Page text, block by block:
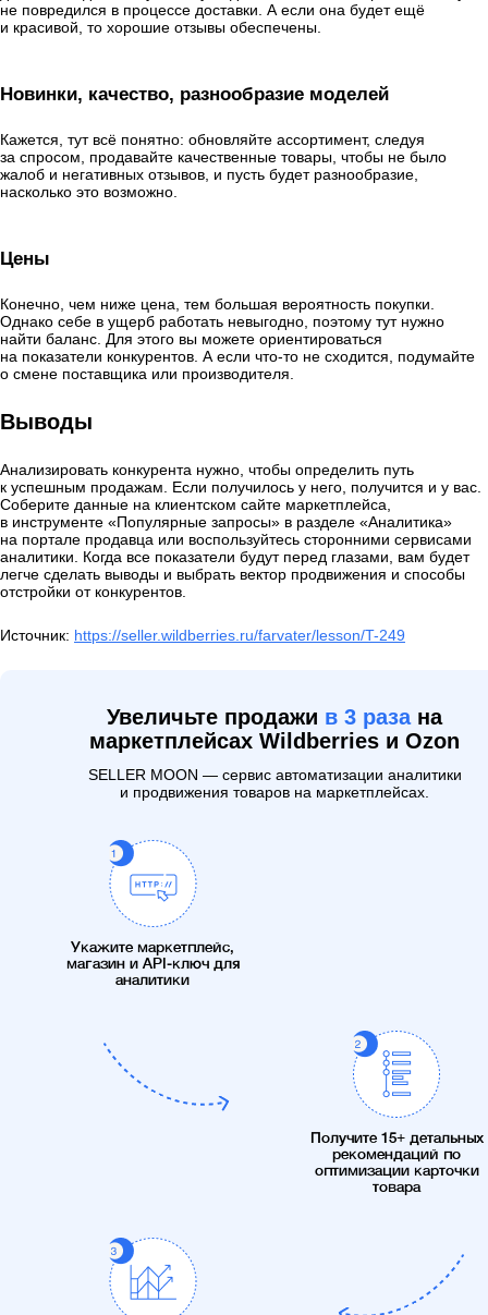
не повредился в процессе доставки. А если она будет ещё
и красивой, то хорошие отзывы обеспечены.
Новинки, качество, разнообразие моделей
Кажется, тут всё понятно: обновляйте ассортимент, следуя
за спросом, продавайте качественные товары, чтобы не было
жалоб и негативных отзывов, и пусть будет разнообразие,
насколько это возможно.
Цены
Конечно, чем ниже цена, тем большая вероятность покупки.
Однако себе в ущерб работать невыгодно, поэтому тут нужно
найти баланс. Для этого вы можете ориентироваться
на показатели конкурентов. А если что-то не сходится, подумайте
о смене поставщика или производителя.
Выводы
Анализировать конкурента нужно, чтобы определить путь
к успешным продажам. Если получилось у него, получится и у вас.
Соберите данные на клиентском сайте маркетплейса,
в инструменте «Популярные запросы» в разделе «Аналитика»
на портале продавца или воспользуйтесь сторонними сервисами
аналитики. Когда все показатели будут перед глазами, вам будет
легче сделать выводы и выбрать вектор продвижения и способы
отстройки от конкурентов.
Источник: https://seller.wildberries.ru/farvater/lesson/T-249
Увеличьте продажи в 3 разана
маркетплейсах Wildberries и Ozon
SELLER MOON — сервис автоматизации аналитики
и продвижения товаров на маркетплейсах.
Укажите маркетплейс,
магазин и API-ключ для
аналитики
Получите 15+ детальных
рекомендаций по
оптимизации карточки
товара